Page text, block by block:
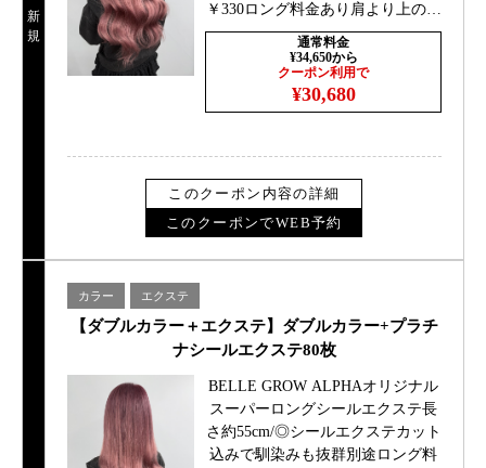
新
規
￥330ロング料金あり肩より上の長
さ0円、肩下＋￥1100胸より下
￥2200
通常料金
¥34,650から
クーポン利用で
¥30,680
このクーポン内容の詳細
このクーポンでWEB予約
カラー エクステ
【ダブルカラー＋エクステ】ダブルカラー+プラチ
ナシールエクステ80枚
BELLE GROW ALPHAオリジナル
スーパーロングシールエクステ長
さ約55cm/◎シールエクステカット
込みで馴染みも抜群別途ロング料